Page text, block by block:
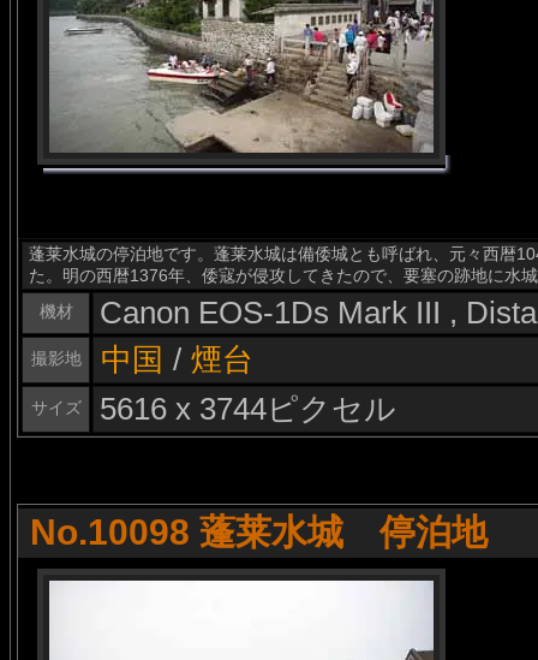
蓬莱水城の停泊地です。蓬莱水城は備倭城とも呼ばれ、元々西暦
た。明の西暦1376年、倭寇が侵攻してきたので、要塞の跡地に水
機材
Canon EOS-1Ds Mark III ,
撮影地 中国 / 煙台
サイズ 5616 x 3744ピクセル
No.10098 蓬莱水城 停泊地